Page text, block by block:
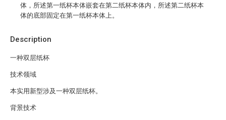
Description
一种双层纸杯
技术领域
本实用新型涉及一种双层纸杯。
背景技术
体，所述第一纸杯本体嵌套在第二纸杯本体内，所述第二纸杯本
体的底部固定在第一纸杯本体上。